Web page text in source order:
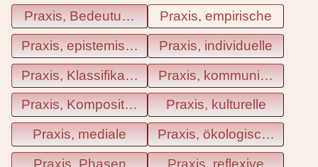
Praxis, Bedeutung im AlltagPraxis, empirische
Praxis, epistemische
Praxis, individuelle
Praxis, Klassifikation
Praxis, kommunikative
Praxis, Komposition
Praxis, kulturelle
Praxis, mediale
Praxis, ökologische
Praxis, Phasen
Praxis, reflexive